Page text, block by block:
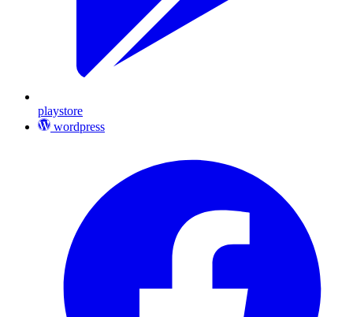
playstore
wordpress